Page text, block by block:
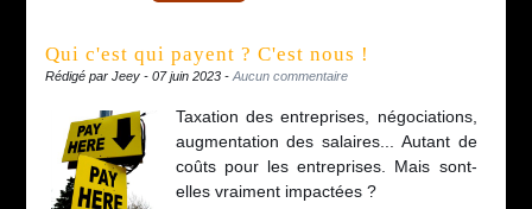
Qui c'est qui payent ? C'est nous !
Rédigé par Jeey - 07 juin 2023 - Aucun commentaire
Taxation des entreprises, négociations,
augmentation des salaires... Autant de
coûts pour les entreprises. Mais sont-
elles vraiment impactées ?